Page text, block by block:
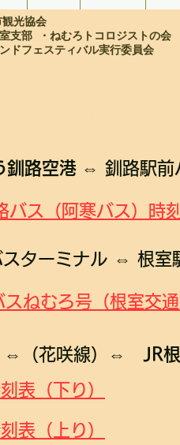
光協会
部 ・ねむろトコロジストの会
フェスティバル実行委員会
釧路空港 ⇔ 釧路駅前
バス（阿寒バス）時
スターミナル ⇔ 根
スねむろ号（根室交
⇔（花咲線）⇔ JR
表（下り）
表（上り）